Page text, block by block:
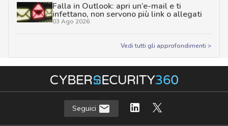
Falla in Outlook: apri un’e-mail e ti
infettano, non servono più link o allegati
03 Ago 2026
Vedi tutti gli approfondimenti >
Seguici